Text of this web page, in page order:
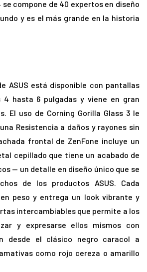
se compone de 40 expertos en diseño
y es el más grande en la historia
ASUS está disponible con pantallas
4 hasta 6 pulgadas y viene en gran
El uso de Corning Gorilla Glass 3 le
Resistencia a daños y rayones sin
frontal de ZenFone incluye un
cepillado que tiene un acabado de
— un detalle en diseño único que se
de los productos ASUS. Cada
peso y entrega un look vibrante y
intercambiables que permite a los
y expresarse ellos mismos con
desde el clásico negro caracol a
como rojo cereza o amarillo